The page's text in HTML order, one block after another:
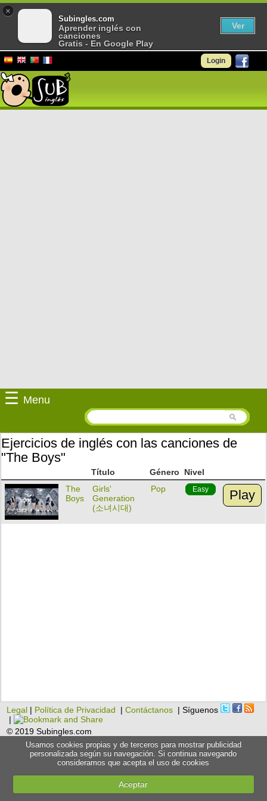
Login
☰ Menu
Ejercicios de inglés con las canciones de
"The Boys"
Título Género
Nivel
The
Boys
Girls'
Generation
(소녀시대)
Pop Easy Play
Legal | Política de Privacidad |Contáctanos | Síguenos
|
© 2019 Subingles.com
Usamos cookies propias y de terceros para mostrar publicidad
personalizada según su navegación. Si continua navegando
consideramos que acepta el uso de cookies
Aceptar
×
Subingles.com
Aprender inglés con
canciones
Gratis - En Google Play
Ver